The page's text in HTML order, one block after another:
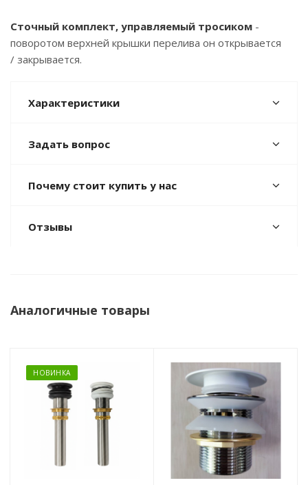
Сточный комплект, управляемый тросиком -
поворотом верхней крышки перелива он открывается
/ закрывается.
Характеристики
Задать вопрос
Почему стоит купить у нас
Отзывы
Аналогичные товары
НОВИНКА